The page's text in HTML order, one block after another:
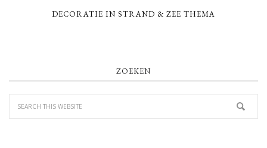
DECORATIE IN STRAND & ZEE THEMA
ZOEKEN